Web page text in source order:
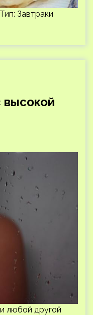
Завтраки
любой другой